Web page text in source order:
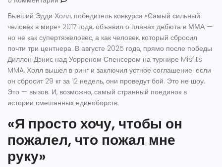
Бывший Эдди Холл, победитель конкурса «Самый сильный
человек в мире» 2017 года, объявил о планах дебюта в ММА —
но не как супертяжеловес, а как человек, который сбросил
почти три центнера. В августе 2025 года, прямо после победы
Диллон Дэнис над Уорреном Спенсером на турнире Misfits
MMA, Холл вышел в ринг и заключил устное соглашение: если
он сбросит 29 кг за 12 недель, они проведут бой. Это не шоу.
Это — вызов. И, возможно, самый странный поединок в
истории смешанных единоборств.
«Я просто хочу, чтобы он
пожалел, что пожал мне
руку»